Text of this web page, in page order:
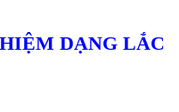
DẠNG LẮC